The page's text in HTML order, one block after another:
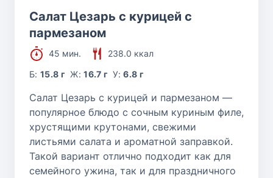
Салат Цезарь с курицей с
пармезаном
45 мин.
238.0 ккал
Б:15.8 г Ж:16.7 г У:6.8 г
Салат Цезарь с курицей и пармезаном —
популярное блюдо с сочным куриным филе,
хрустящими крутонами, свежими
листьями салата и ароматной заправкой.
Такой вариант отлично подходит как для
семейного ужина, так и для праздничного